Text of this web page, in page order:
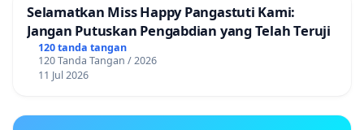
Selamatkan Miss Happy Pangastuti Kami:
Jangan Putuskan Pengabdian yang Telah Teruji
120 tanda tangan
120 Tanda Tangan / 2026
11 Jul 2026